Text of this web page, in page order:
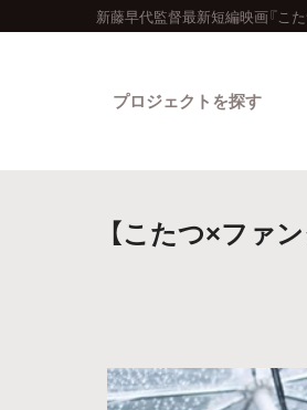
新藤早代監督最新短編映画『こ
プロジェクトを探す
【こたつ×ファ